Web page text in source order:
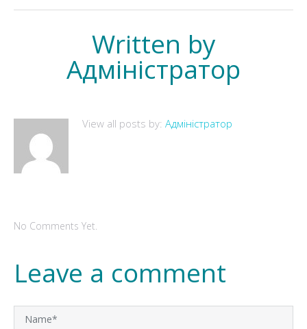
Written by
Адміністратор
View all posts by: Адміністратор
No Comments Yet.
Leave a comment